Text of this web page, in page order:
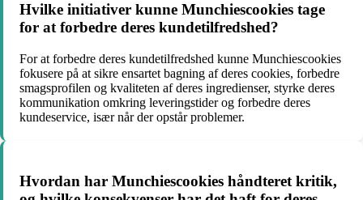
Hvilke initiativer kunne Munchiescookies tage
for at forbedre deres kundetilfredshed?
For at forbedre deres kundetilfredshed kunne Munchiescookies
fokusere på at sikre ensartet bagning af deres cookies, forbedre
smagsprofilen og kvaliteten af deres ingredienser, styrke deres
kommunikation omkring leveringstider og forbedre deres
kundeservice, især når der opstår problemer.
Hvordan har Munchiescookies håndteret kritik,